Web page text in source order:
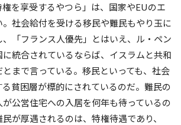
を享受するやつら」は、国家やEUのエ
。社会給付を受ける移民や難民もやり玉に
「フランス人優先」とはいえ、ル・ペン
統合されているならば、イスラムと共和
まで言っている。移民といっても、社会
貧困層が標的にされているのだ。難民の
公営住宅への入居を何年も待っているの
が厚遇されるのは、特権待遇であり、